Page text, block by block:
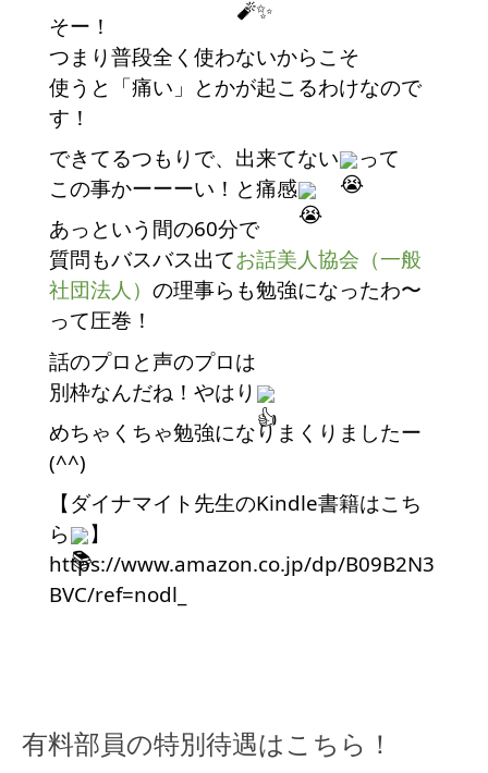
そー！
つまり普段全く使わないからこそ
使うと「痛い」とかが起こるわけなので
す！
できてるつもりで、出来てない
って
この事かーーーい！と痛感
あっという間の60分で
質問もバスバス出てお話美人協会（一般
社団法人） の理事らも勉強になったわ〜
って圧巻！
話のプロと声のプロは
別枠なんだね！やはり
めちゃくちゃ勉強になりまくりましたー
(^^)
【ダイナマイト先生のKindle書籍はこち
ら
】
https://www.amazon.co.jp/dp/B09B2N3
BVC/ref=nodl_
有料部員の特別待遇はこちら！